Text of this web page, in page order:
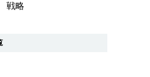
戦略